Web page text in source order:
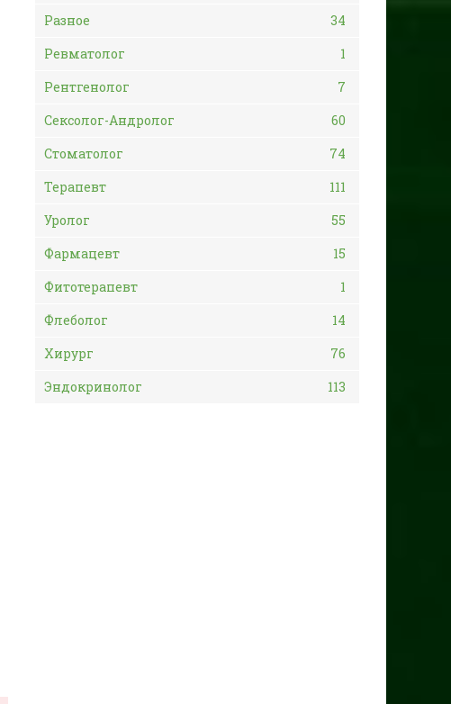
Разное
34
Ревматолог
1
Рентгенолог
7
Сексолог-Андролог
60
Стоматолог
74
Терапевт
111
Уролог
55
Фармацевт
15
Фитотерапевт
1
Флеболог
14
Хирург
76
Эндокринолог
113